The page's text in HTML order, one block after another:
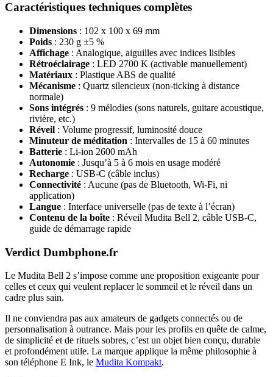
Caractéristiques techniques complètes
Dimensions : 102 x 100 x 69 mm
Poids : 230 g ±5 %
Affichage : Analogique, aiguilles avec indices lisibles
Rétroéclairage : LED 2700 K (activable manuellement)
Matériaux : Plastique ABS de qualité
Mécanisme : Quartz silencieux (non-ticking à distance
normale)
Sons intégrés : 9 mélodies (sons naturels, guitare acoustique,
rivière, etc.)
Réveil : Volume progressif, luminosité douce
Minuteur de méditation : Intervalles de 15 à 60 minutes
Batterie : Li-ion 2600 mAh
Autonomie : Jusqu’à 5 à 6 mois en usage modéré
Recharge : USB-C (câble inclus)
Connectivité : Aucune (pas de Bluetooth, Wi-Fi, ni
application)
Langue : Interface universelle (pas de texte à l’écran)
Contenu de la boîte : Réveil Mudita Bell 2, câble USB-C,
guide de démarrage rapide
Verdict Dumbphone.fr
Le Mudita Bell 2 s’impose comme une proposition exigeante pour
celles et ceux qui veulent replacer le sommeil et le réveil dans un
cadre plus sain.
Il ne conviendra pas aux amateurs de gadgets connectés ou de
personnalisation à outrance. Mais pour les profils en quête de calme,
de simplicité et de rituels sobres, c’est un objet bien conçu, durable
et profondément utile. La marque applique la même philosophie à
son téléphone E Ink, le Mudita Kompakt.